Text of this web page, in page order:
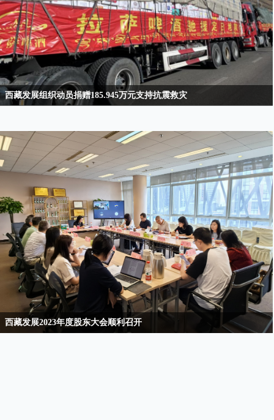
西藏发展组织动员捐赠185.945万元支持抗震救灾
西藏发展2023年度股东大会顺利召开